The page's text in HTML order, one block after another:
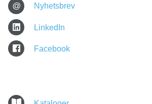
@ Nyhetsbrev
LinkedIn
Facebook